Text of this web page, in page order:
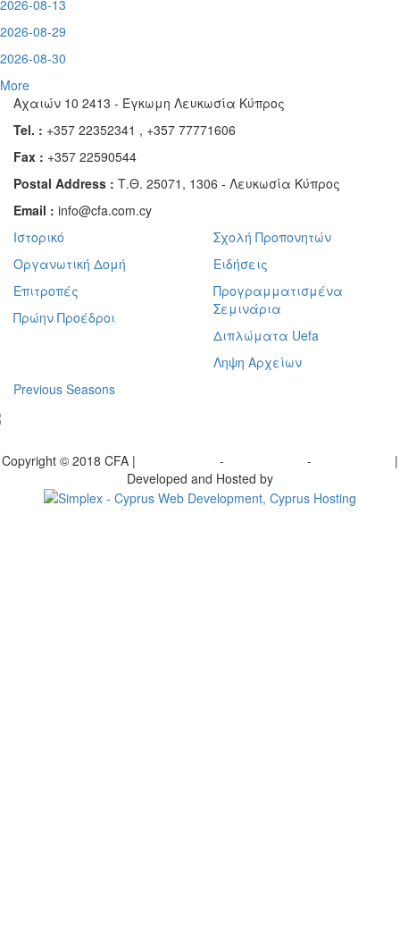
2026-08-13
2026-08-29
2026-08-30
More
Αχαιών 10 2413 - Έγκωμη Λευκωσία Κύπρος
Tel. : +357 22352341 , +357 77771606
Fax : +357 22590544
Postal Address : Τ.Θ. 25071, 1306 - Λευκωσία Κύπρος
Email : info@cfa.com.cy
Ιστορικό
Οργανωτική Δομή
Επιτροπές
Πρώην Προέδροι
Σχολή Προπονητών
Ειδήσεις
Προγραμματισμένα
Σεμινάρια
Διπλώματα Uefa
Ληψη Αρχείων
Previous Seasons
Copyright © 2018 CFA | - -
|
Developed and Hosted by